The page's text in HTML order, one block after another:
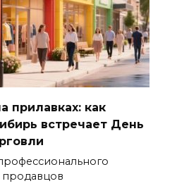
прилавках: как
встречает День
продавцов